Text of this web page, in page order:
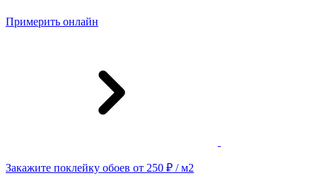
Примерить онлайн
Закажите поклейку обоев от 250 ₽ / м2